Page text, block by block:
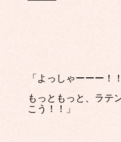
「よっしゃーーー！！
もっともっと、ラテ
こう！！」